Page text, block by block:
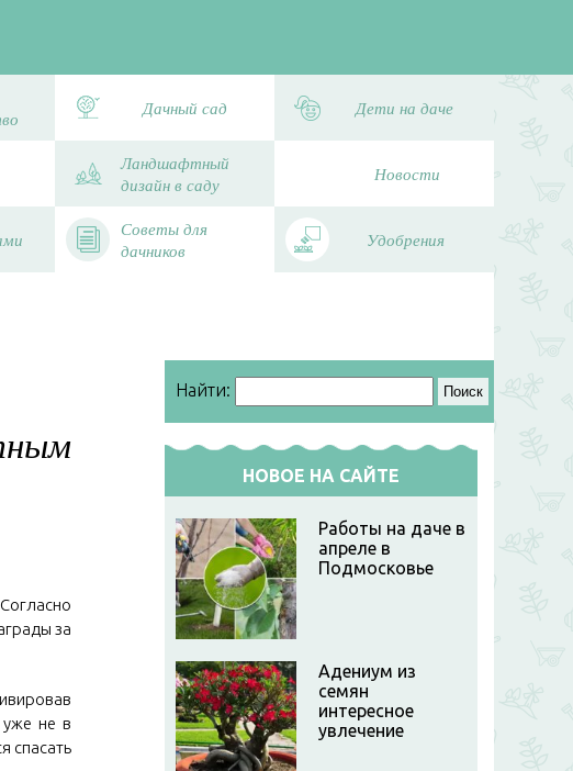
Дачный сад Дети на даче
Ландшафтный
дизайн в саду
Новости
Советы для
дачников
Удобрения
за
не в
спасать
Найти:
НОВОЕ НА САЙТЕ
Работы на даче в
апреле в
Подмосковье
Адениум из
семян
интересное
увлечение